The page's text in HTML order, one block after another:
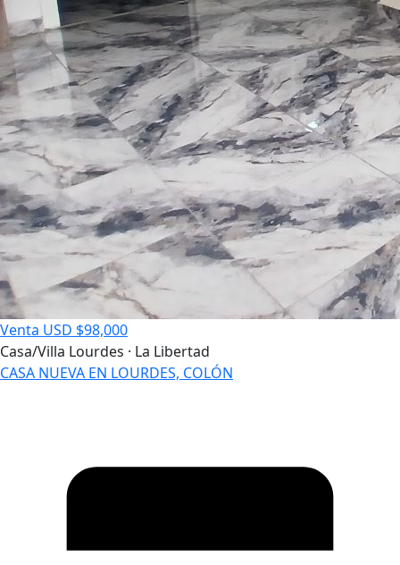
Venta USD $98,000
Casa/Villa Lourdes · La Libertad
CASA NUEVA EN LOURDES, COLÓN